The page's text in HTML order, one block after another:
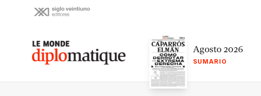
Le monde diplomatique Agosto 2026
SUMARIO